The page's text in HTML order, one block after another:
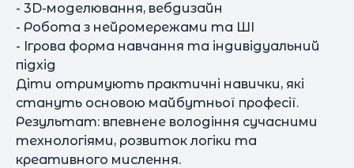
- 3D-моделювання, вебдизайн
- Робота з нейромережами та ШІ
- Ігрова форма навчання та індивідуальний
підхід
Діти отримують практичні навички, які
стануть основою майбутньої професії.
Результат: впевнене володіння сучасними
технологіями, розвиток логіки та
креативного мислення.